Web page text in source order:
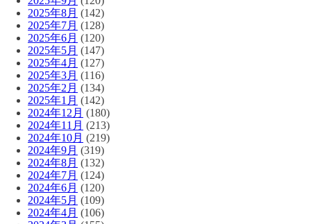
2025年8月 (142)
2025年7月 (128)
2025年6月 (120)
2025年5月 (147)
2025年4月 (127)
2025年3月 (116)
2025年2月 (134)
2025年1月 (142)
2024年12月 (180)
2024年11月 (213)
2024年10月 (219)
2024年9月 (319)
2024年8月 (132)
2024年7月 (124)
2024年6月 (120)
2024年5月 (109)
2024年4月 (106)